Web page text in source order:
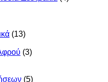
(13)
(3)
(5)